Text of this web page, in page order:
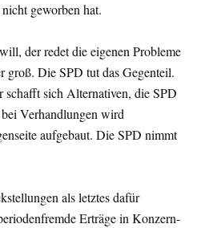
geworben hat.
der redet die eigenen Probleme
groß. Die SPD tut das Gegenteil.
sich Alternativen, die SPD
Verhandlungen wird
aufgebaut. Die SPD nimmt
als letztes dafür
Erträge in Konzern-